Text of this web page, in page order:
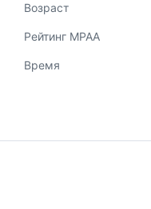
Возраст
Рейтинг MPAA
Время